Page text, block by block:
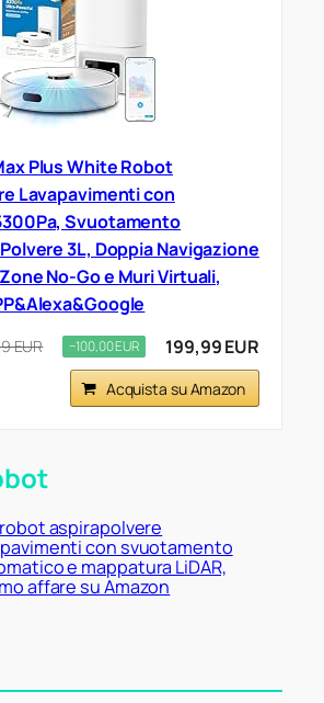
Plus White Robot
Lavapavimenti con
Svuotamento
3L, Doppia Navigazione
No-Go e Muri Virtuali,
EUR −100,00 EUR 199,99 EUR
Acquista su Amazon
robot aspirapolvere
con svuotamento
e mappatura LiDAR,
affare su Amazon